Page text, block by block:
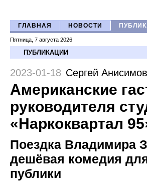
ГЛАВНАЯ НОВОСТИ
Пятница, 7 августа 2026
ПУБЛИКАЦИИ
2023-01-18 Сергей Анисимов
Американские
руководителя
«Наркоквартал
Поездка Владимира
дешёвая комедия
публики